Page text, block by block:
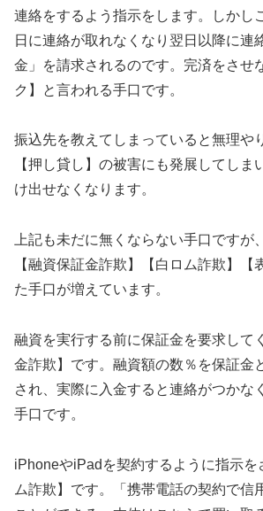
連絡をするよう指示をします。しかし
日に連絡が取れなくなり翌日以降に連
金」を請求されるのです。完済をさせ
ク】と言われる手口です。
振込先を教えてしまっていると無理や
【押し貸し】の被害にも発展してしま
け出せなくなります。
上記も未だに無くならない手口ですが
【融資保証金詐欺】【白ロム詐欺】【
た手口が増えています。
融資を実行する前に保証金を要求して
金詐欺】です。融資額の数％を保証金
され、実際に入金すると連絡がつかな
手口です。
iPhoneやiPadを契約するように指示を
ム詐欺】です。「携帯電話の契約で信